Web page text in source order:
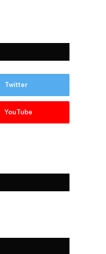
Twitter
YouTube